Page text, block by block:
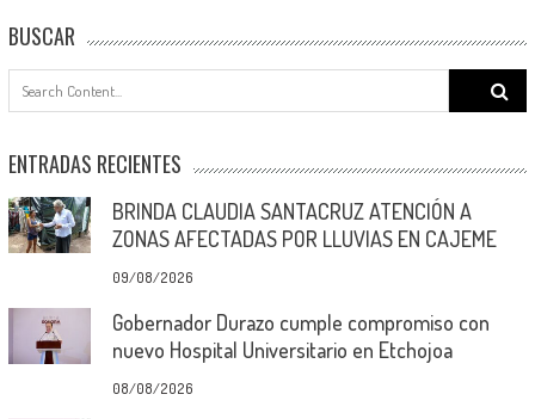
BUSCAR
Search
for:
ENTRADAS RECIENTES
BRINDA CLAUDIA SANTACRUZ ATENCIÓN A
ZONAS AFECTADAS POR LLUVIAS EN CAJEME
09/08/2026
Gobernador Durazo cumple compromiso con
nuevo Hospital Universitario en Etchojoa
08/08/2026